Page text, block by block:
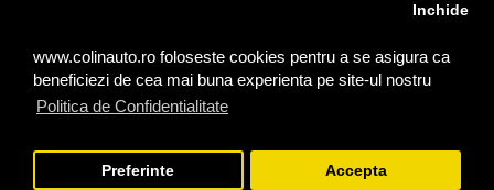
www.colinauto.ro foloseste cookies pentru a se asigura ca
beneficiezi de cea mai buna experienta pe site-ul nostru
Politica de Confidentialitate
Inchide
Preferinte Accepta